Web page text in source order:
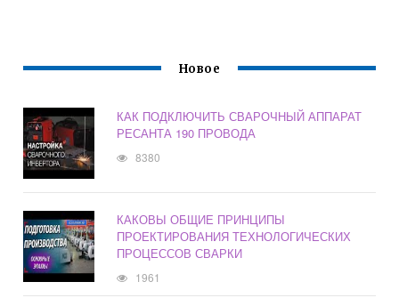
Новое
КАК ПОДКЛЮЧИТЬ СВАРОЧНЫЙ АППАРАТ
РЕСАНТА 190 ПРОВОДА
8380
КАКОВЫ ОБЩИЕ ПРИНЦИПЫ
ПРОЕКТИРОВАНИЯ ТЕХНОЛОГИЧЕСКИХ
ПРОЦЕССОВ СВАРКИ
1961